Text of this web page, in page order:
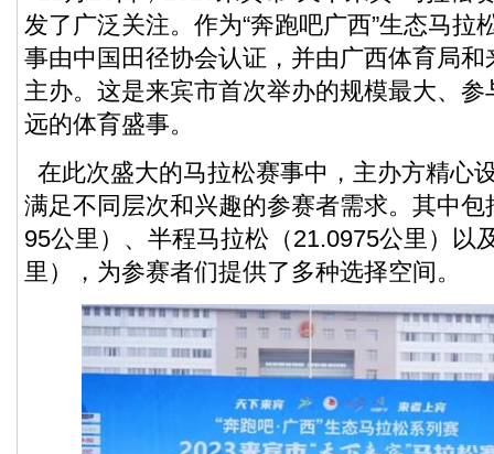
发了广泛关注。作为“奔跑吧广西”生态马拉
事由中国田径协会认证，并由广西体育局
主办。这是来宾市首次举办的规模最大、
远的体育盛事。
在此次盛大的马拉松赛事中，主办方精心
满足不同层次和兴趣的参赛者需求。其中
95公里）、半程马拉松（21.0975公里）以
里），为参赛者们提供了多种选择空间。